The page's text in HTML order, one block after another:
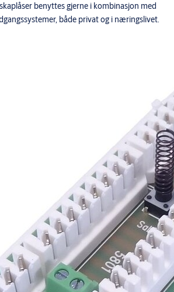
benyttes gjerne i kombinasjon med
både privat og i næringslivet.